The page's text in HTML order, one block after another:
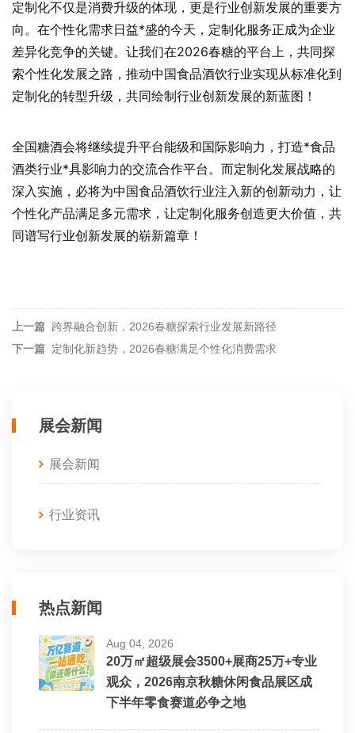
定制化不仅是消费升级的体现，更是行业创新发展的重要方
向。在个性化需求日益*盛的今天，定制化服务正成为企业
差异化竞争的关键。让我们在2026春糖的平台上，共同探
索个性化发展之路，推动中国食品酒饮行业实现从标准化到
定制化的转型升级，共同绘制行业创新发展的新蓝图！
全国糖酒会将继续提升平台能级和国际影响力，打造*食品
酒类行业*具影响力的交流合作平台。而定制化发展战略的
深入实施，必将为中国食品酒饮行业注入新的创新动力，让
个性化产品满足多元需求，让定制化服务创造更大价值，共
同谱写行业创新发展的崭新篇章！
上一篇 跨界融合创新，2026春糖探索行业发展新路径
下一篇 定制化新趋势，2026春糖满足个性化消费需求
展会新闻
展会新闻
行业资讯
热点新闻
Aug 04, 2026
20万㎡超级展会3500+展商25万+专业
观众，2026南京秋糖休闲食品展区成
下半年零食赛道必争之地